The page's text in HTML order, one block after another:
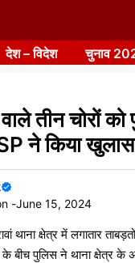
देश – विदेश चुनाव
तीन चोरों
ने किया
-June 15, 2024
थाना क्षेत्र में लगातार
बीच पुलिस ने थाना क्षेत्र के